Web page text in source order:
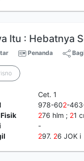
Itu : Hebatnya
Penanda
Cet. 1
978-602-
276 hlm ; 21
-
297. 26 JOK i